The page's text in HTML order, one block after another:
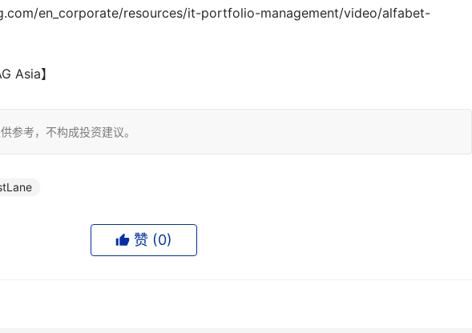
en_corporate/resources/it-portfolio-management/video/alfabet-
Asia】
参考，不构成投资建议。
赞 (0)